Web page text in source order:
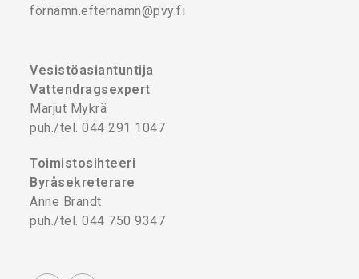
förnamn.efternamn@pvy.fi
Vesistöasiantuntija
Vattendragsexpert
Marjut Mykrä
puh./tel. 044 291 1047
Toimistosihteeri
Byråsekreterare
Anne Brandt
puh./tel. 044 750 9347